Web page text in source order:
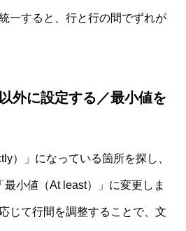
一すると、行と行の間でずれが
外に設定する／最小値を
）」になっている箇所を探し、
小値（At least）」に変更しま
じて行間を調整することで、文